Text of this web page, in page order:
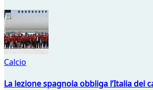
Calcio
La lezione spagnola obbliga l’Italia del